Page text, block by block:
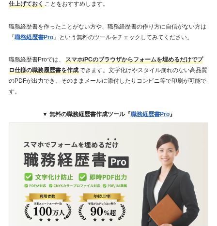
仕上げておくことをおすすめします。
職務経歴書を作ったことがない方や、職務経歴書の作り方に自信がない方は
『職務経歴書Pro』という無料のツールをチェックしてみてください。
職務経歴書Proでは、
スマホ/PCのブラウザからフォームを埋めるだけでプ
ロ仕様の職務履歴書を作成できます。文字化けやスタイル崩れのない高品質
のPDFが出力でき、そのままメールに添付したりコンビニ等で印刷が可能で
す。
▼ 無料の職務経歴書作成ツール『職務経歴書Pro』